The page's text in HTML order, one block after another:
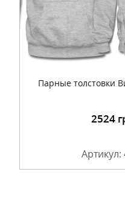
Парные толстовки
2524
Артикул: